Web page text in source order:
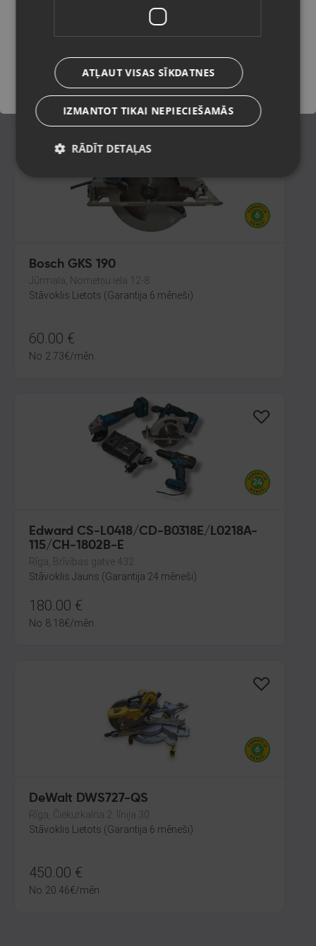
Stāvoklis Lietots (Garantija 6 mēneši)
245.00 €
11.14€/mēn.
Bosch GKS 190
Jūrmala, Nometņu iela 12-8
Stāvoklis Lietots (Garantija 6 mēneši)
60.00 €
No 2.73€/mēn.
Edward CS-L0418/CD-B0318E/L0218A-
115/CH-1802B-E
Rīga, Brīvības gatve 432
Stāvoklis Jauns (Garantija 24 mēneši)
180.00 €
No 8.18€/mēn.
DeWalt DWS727-QS
Rīga, Čiekurkalna 2. līnija 30
Stāvoklis Lietots (Garantija 6 mēneši)
450.00 €
No 20.46€/mēn.
Saglabāt
ATĻAUT VISAS SĪKDATNES
IZMANTOT TIKAI NEPIECIEŠAMĀS
RĀDĪT DETAĻAS